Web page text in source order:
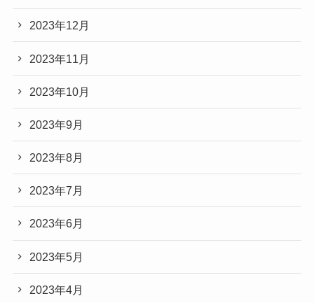
2023年12月
2023年11月
2023年10月
2023年9月
2023年8月
2023年7月
2023年6月
2023年5月
2023年4月